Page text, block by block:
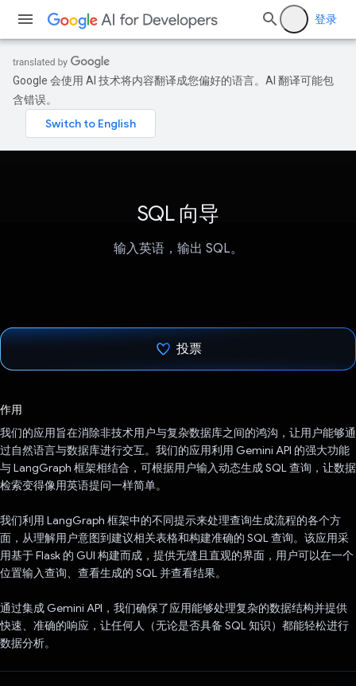
登录
Google 会使用 AI 技术将内容翻译成您偏好的语言。AI 翻译可能包
含错误。
SQL 向导
输入英语，输出 SQL。
投票
作用
我们的应用旨在消除非技术用户与复杂数据库之间的鸿沟，让用户能够通
过自然语言与数据库进行交互。我们的应用利用 Gemini API 的强大功能
与 LangGraph 框架相结合，可根据用户输入动态生成 SQL 查询，让数据
检索变得像用英语提问一样简单。
我们利用 LangGraph 框架中的不同提示来处理查询生成流程的各个方
面，从理解用户意图到建议相关表格和构建准确的 SQL 查询。该应用采
用基于 Flask 的 GUI 构建而成，提供无缝且直观的界面，用户可以在一个
位置输入查询、查看生成的 SQL 并查看结果。
通过集成 Gemini API，我们确保了应用能够处理复杂的数据结构并提供
快速、准确的响应，让任何人（无论是否具备 SQL 知识）都能轻松进行
数据分析。